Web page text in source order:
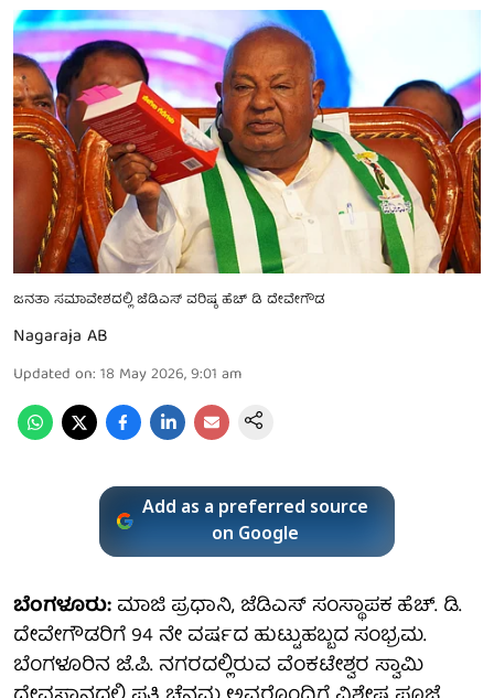
ಜನತಾ ಸಮಾವೇಶದಲ್ಲಿ ಜೆಡಿಎಸ್ ವರಿಷ್ಠ ಹೆಚ್ ಡಿ ದೇವೇಗೌಡ
Nagaraja AB
Updated on: 18 May 2026, 9:01 am
Add as a preferred source
on Google
ಬೆಂಗಳೂರು:ಮಾಜಿ ಪ್ರಧಾನಿ, ಜೆಡಿಎಸ್ ಸಂಸ್ಥಾಪಕ ಹೆಚ್. ಡಿ.
ದೇವೇಗೌಡರಿಗೆ 94 ನೇ ವರ್ಷದ ಹುಟ್ಟುಹಬ್ಬದ ಸಂಭ್ರಮ.
ಬೆಂಗಳೂರಿನ ಜೆ.ಪಿ. ನಗರದಲ್ಲಿರುವ ವೆಂಕಟೇಶ್ವರ ಸ್ವಾಮಿ